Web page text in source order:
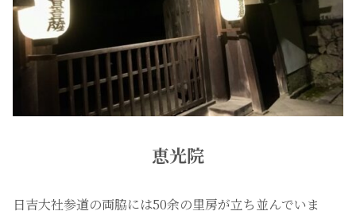
恵光院
日吉大社参道の両脇には50余の里房が立ち並んでいま